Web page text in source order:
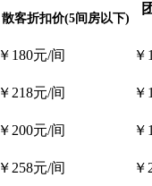
散客折扣价(5间房以下)
￥180元/间 ￥
￥218元/间 ￥
￥200元/间 ￥
￥258元/间 ￥